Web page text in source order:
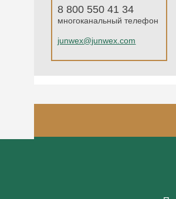
8 800 550 41 34
многоканальный телефон
junwex@junwex.com